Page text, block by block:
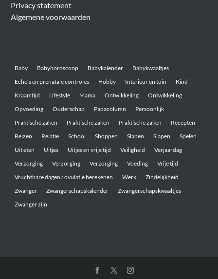
Privacy statement
Algemene voorwaarden
Baby Babyhoroscoop Babykalender
Babykwaaltjes
Echo’s en prenatale controles
Hobby Interieur en tuin
Kind
Kraamtijd
Lifestyle Mama Ontwikkeling
Ontwikkeling
Opvoeding
Ouderschap Papacolumn
Persoonlijk
Praktische zaken
Praktische zaken Praktische zaken
Recepten
Reizen
Relatie School Shoppen Slapen Slapen
Spelen
Uit eten
Uitjes Uitjes en vrije tijd Veiligheid
Verjaardag
Verzorging
Verzorging Verzorging Voeding
Vrije tijd
Vruchtbare dagen / ovulatie berekenen
Werk
Zindelijkheid
Zwanger
Zwangerschapskalender
Zwangerschapskwaaltjes
Zwanger zijn